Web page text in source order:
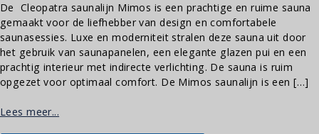
De Cleopatra saunalijn Mimos is een prachtige en ruime sauna
gemaakt voor de liefhebber van design en comfortabele
saunasessies. Luxe en moderniteit stralen deze sauna uit door
het gebruik van saunapanelen, een elegante glazen pui en een
prachtig interieur met indirecte verlichting. De sauna is ruim
opgezet voor optimaal comfort. De Mimos saunalijn is een […]
Lees meer...